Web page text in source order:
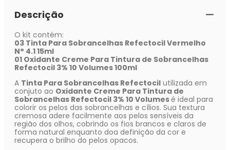
Descrição
O kit contém:
03 Tinta Para Sobrancelhas Refectocil Vermelho
N° 4.1 15ml
01 Oxidante Creme Para Tintura de Sobrancelhas
Refectocil 3% 10 Volumes 100ml
A Tinta Para Sobrancelhas Refectocil utilizada em
conjuto ao Oxidante Creme Para Tintura de
Sobrancelhas Refectocil 3% 10 Volumesé ideal para
colorir os pelos das sobrancelhas e cílios. Sua textura
cremosa adere facilmente aos pelos sensíveis da
região dos olhos, cobrindo os fios brancos e claros de
forma natural enquanto doa definição da cor e
recupera o brilho do pelos opacos.